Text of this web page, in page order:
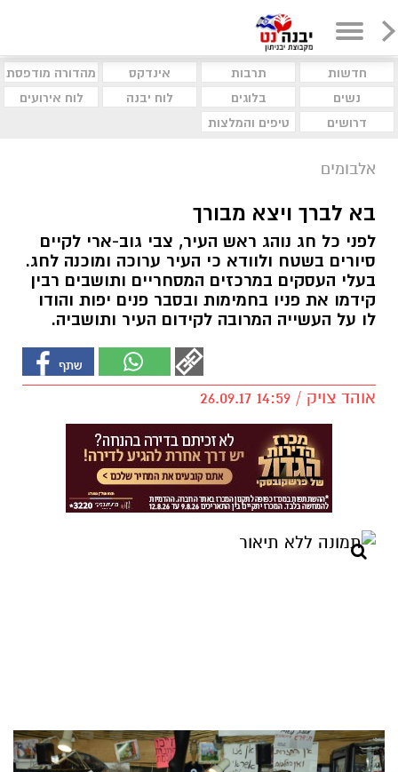
חדשות תרבות אינדקס
מהדורה מודפסת
נשים
בלוגים לוח יבנה
לוח אירועים
דרושים
טיפים והמלצות
אלבומים
בא לברך ויצא מבורך
לפני כל חג נוהג ראש העיר, צבי גוב-ארי לקיים
סיורים בשטח ולוודא כי העיר ערוכה ומוכנה לחג.
בעלי העסקים במרכזים המסחריים ותושבים רבין
קידמו את פניו בחמימות ובסבר פנים יפות והודו
לו על העשייה המרובה לקידום העיר ותושביה.
אוהד צויק / 14:59 26.09.17